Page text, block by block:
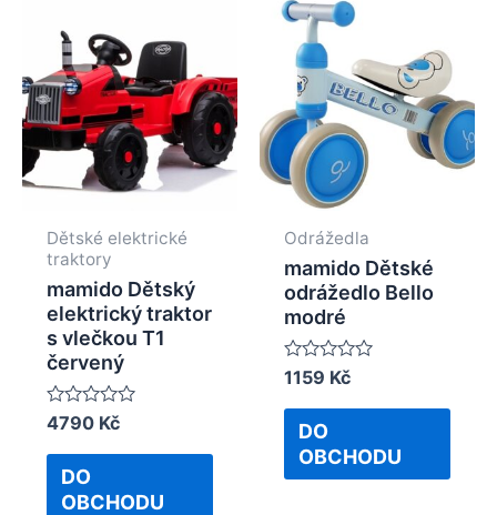
Dětské elektrické
traktory
mamido Dětský
elektrický traktor
s vlečkou T1
červený
Rated
out
4790 Kč
DO
OBCHODU
Odrážedla
mamido Dětské
odrážedlo Bello
modré
Rated
out
1159 Kč
DO
OBCHODU